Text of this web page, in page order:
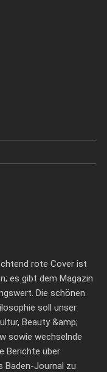
rote Cover ist
es gibt dem Magazin
Die schönen
soll unser
Beauty &amp;
sowie wechselnde
Berichte über
Baden-Journal zu